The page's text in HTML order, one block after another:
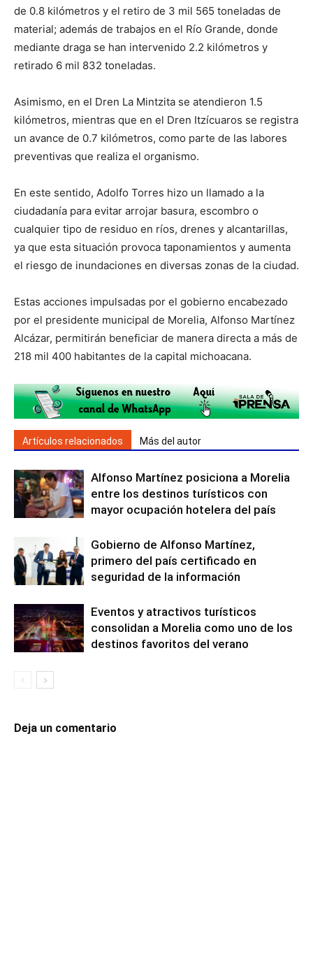
de 0.8 kilómetros y el retiro de 3 mil 565 toneladas de
material; además de trabajos en el Río Grande, donde
mediante draga se han intervenido 2.2 kilómetros y
retirado 6 mil 832 toneladas.
Asimismo, en el Dren La Mintzita se atendieron 1.5
kilómetros, mientras que en el Dren Itzícuaros se registra
un avance de 0.7 kilómetros, como parte de las labores
preventivas que realiza el organismo.
En este sentido, Adolfo Torres hizo un llamado a la
ciudadanía para evitar arrojar basura, escombro o
cualquier tipo de residuo en ríos, drenes y alcantarillas,
ya que esta situación provoca taponamientos y aumenta
el riesgo de inundaciones en diversas zonas de la ciudad.
Estas acciones impulsadas por el gobierno encabezado
por el presidente municipal de Morelia, Alfonso Martínez
Alcázar, permitirán beneficiar de manera directa a más de
218 mil 400 habitantes de la capital michoacana.
Artículos relacionados Más del autor
Alfonso Martínez posiciona a Morelia
entre los destinos turísticos con
mayor ocupación hotelera del país
Gobierno de Alfonso Martínez,
primero del país certificado en
seguridad de la información
Eventos y atractivos turísticos
consolidan a Morelia como uno de los
destinos favoritos del verano
Deja un comentario